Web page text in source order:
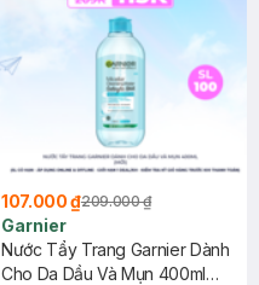
107.000 ₫209.000 ₫
Garnier
Nước Tẩy Trang Garnier Dành
Cho Da Dầu Và Mụn 400ml